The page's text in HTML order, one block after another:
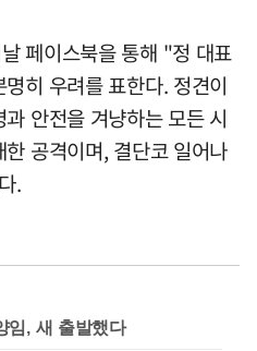
페이스북을 통해 "정 대표
히 우려를 표한다. 정견이
안전을 겨냥하는 모든 시
공격이며, 결단코 일어나
.
임, 새 출발했다